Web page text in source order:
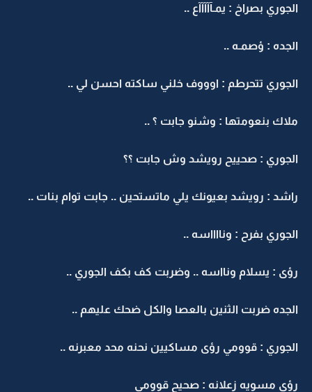
الجوري بصراخ : يمـآآآآآع ..
الجده : ؤصمـه ..
الجوري تتحرطم : اوووف خلني ساكته احسن لي ..
ملاك بنعومتها : وشنو جابت ؟ ..
الجوري : صحييح رويشد وش جابت ؟؟
راشد : رويشد بعيونك يلي ماتستحين .. جابت توام بنات ..
الجوري بفرح : ونااااسه ..
رؤى : يسلام ونااسه .. وضربت كف بكف الجوري ..
الجده ضربت الثنين بالعصا والكل ضحك عليهم ..
الجوري : قوومي رؤى مساكيين نحنه محد معبرنه ..
رؤى مسويه زعلانه : صحيح قوومي